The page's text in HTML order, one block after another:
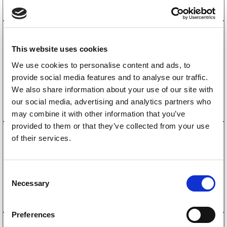
This website uses cookies
We use cookies to personalise content and ads, to
provide social media features and to analyse our traffic.
We also share information about your use of our site with
our social media, advertising and analytics partners who
may combine it with other information that you’ve
provided to them or that they’ve collected from your use
of their services.
Necessary
Preferences
Bremsejusteringssett komplett Knott
160×35/200×50 M10
339kr(271kr eks. mva)
Kjøp på nett
4010072
216kr(173kr eks. mva)